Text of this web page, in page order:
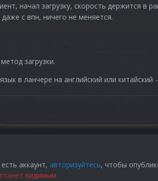
начал загрузку, скорость держится в
с впн, ничего не меняется.
загрузки.
в ланчере на английский или китайский
аккаунт, авторизуйтесь, чтобы
видимым.